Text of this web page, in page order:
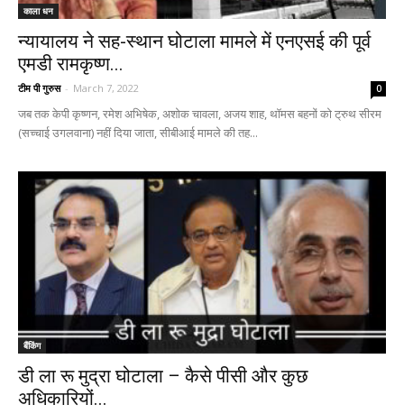
काला धन
न्यायालय ने सह-स्थान घोटाला मामले में एनएसई की पूर्व
एमडी रामकृष्ण...
टीम पी गुरुस - March 7, 2022 0
जब तक केपी कृष्णन, रमेश अभिषेक, अशोक चावला, अजय शाह, थॉमस बहनों को ट्रुथ सीरम
(सच्चाई उगलवाना) नहीं दिया जाता, सीबीआई मामले की तह...
बैंकिंग
डी ला रू मुद्रा घोटाला – कैसे पीसी और कुछ
अधिकारियों...